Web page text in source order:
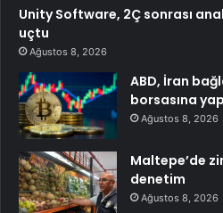
Unity Software, 2Ç sonrası
uçtu
Ağustos 8, 2026
ABD, İran
borsasına
Ağustos 8, 2026
Maltepe’de
denetim
Ağustos 8, 2026